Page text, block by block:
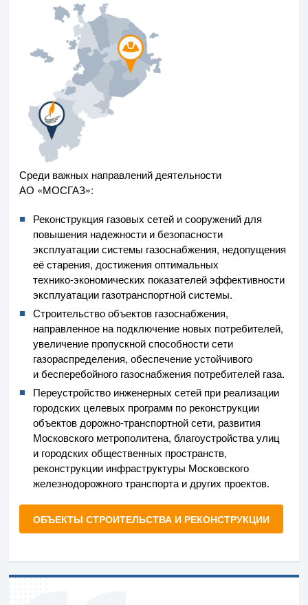
Среди важных направлений деятельности
АО «МОСГАЗ»:
Реконструкция газовых сетей и сооружений для
повышения надежности и безопасности
эксплуатации системы газоснабжения, недопущения
её старения, достижения оптимальных
технико-экономических показателей эффективности
эксплуатации газотранспортной системы.
Строительство объектов газоснабжения,
направленное на подключение новых потребителей,
увеличение пропускной способности сети
газораспределения, обеспечение устойчивого
и бесперебойного газоснабжения потребителей газа.
Переустройство инженерных сетей при реализации
городских целевых программ по реконструкции
объектовдорожно-транспортнойсети, развития
Московского метрополитена, благоустройства улиц
и городских общественных пространств,
реконструкции инфраструктуры Московского
железнодорожного транспорта и других проектов.
ОБЪЕКТЫ СТРОИТЕЛЬСТВА И РЕКОНСТРУКЦИИ